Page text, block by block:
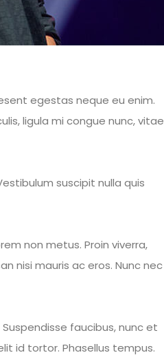
egestas neque eu enim.
ligula mi congue nunc, vitae
suscipit nulla quis
non metus. Proin viverra,
nisi mauris ac eros. Nunc nec
faucibus, nunc et
id tortor. Phasellus tempus.